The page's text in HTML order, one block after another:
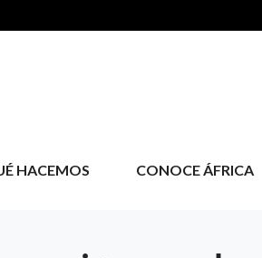
HACEMOS CONOCE ÁFRICA